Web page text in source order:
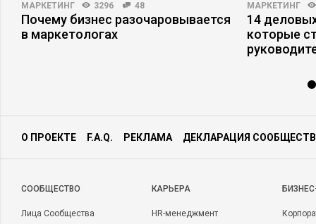
МАРКЕТИНГ 3296 48
Почему бизнес разочаровывается
в маркетологах
МАРКЕТИНГ
14
которые
О ПРОЕКТЕ F.A.Q. РЕКЛАМА ДЕКЛАРАЦИЯ
CООБЩЕСТВО
Лица Сообщества
КАРЬЕРА
HR-менеджмент